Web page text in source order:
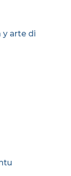
y arte di